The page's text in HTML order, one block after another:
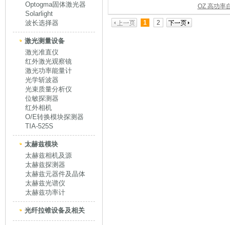
Optogma固体激光器
Solarlight
波长选择器
激光测量设备
激光准直仪
红外激光观察镜
激光功率能量计
光学斩波器
光束质量分析仪
位敏探测器
红外相机
O/E转换模块探测器
TIA-525S
太赫兹模块
太赫兹相机及源
太赫兹探测器
太赫兹元器件及晶体
太赫兹光谱仪
太赫兹功率计
光纤拉锥设备及相关
OZ 高功率
1 2